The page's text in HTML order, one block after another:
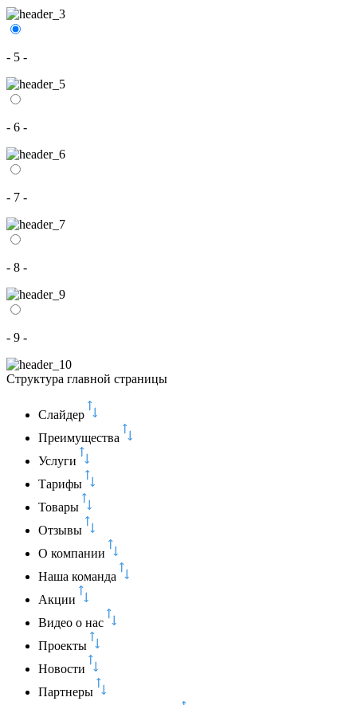
- 5 -
- 6 -
- 7 -
- 8 -
- 9 -
Структура главной страницы
Слайдер
Преимущества
Услуги
Тарифы
Товары
Отзывы
О компании
Наша команда
Акции
Видео о нас
Проекты
Новости
Партнеры